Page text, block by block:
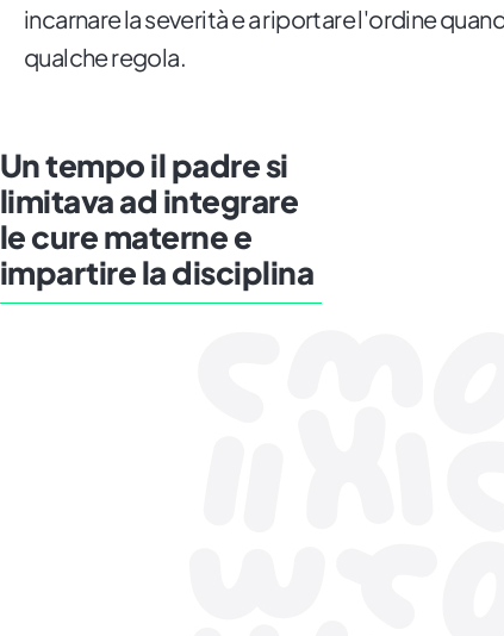
incarnare la severità e a riportare l'ordine
qualche regola.
Un tempo il padre si
limitava ad integrare
le cure materne e
impartire la disciplina